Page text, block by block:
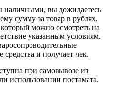
наличными, вы дожидаетесь
сумму за товар в рублях.
который можно осмотреть на
указанным условиям.
и получает чек.
при самовывозе из
использовании постамата.